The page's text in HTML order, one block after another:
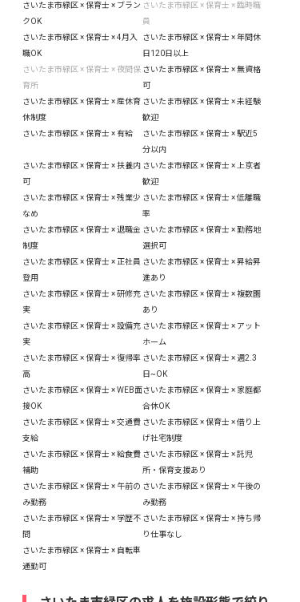
さいたま市緑区 × 保育士 × ブラン
クOK
さいたま市緑区 × 保育士 × 臨時職
員
さいたま市緑区 × 保育士 × 4月入
職OK
さいたま市緑区 × 保育士 × 年間休
日120日以上
さいたま市緑区 × 保育士 × 夜間保
育所
さいたま市緑区 × 保育士 × 無資格
可
さいたま市緑区 × 保育士 × 産休育
休制度
さいたま市緑区 × 保育士 × 未経験
歓迎
さいたま市緑区 × 保育士 × 有給
さいたま市緑区 × 保育士 × 駅近5
分以内
さいたま市緑区 × 保育士 × 扶養内
可
さいたま市緑区 × 保育士 × 上京者
歓迎
さいたま市緑区 × 保育士 × 残業少
なめ
さいたま市緑区 × 保育士 × 低離職
率
さいたま市緑区 × 保育士 × 退職金
制度
さいたま市緑区 × 保育士 × 勤務地
選択可
さいたま市緑区 × 保育士 × 正社員
登用
さいたま市緑区 × 保育士 × 昇給昇
進あり
さいたま市緑区 × 保育士 × 研修充
実
さいたま市緑区 × 保育士 × 複数園
あり
さいたま市緑区 × 保育士 × 設備充
実
さいたま市緑区 × 保育士 × アット
ホーム
さいたま市緑区 × 保育士 × 復帰率
高
さいたま市緑区 × 保育士 × 週2.3
日~OK
さいたま市緑区 × 保育士 × WEB面
接OK
さいたま市緑区 × 保育士 × 家庭都
合休OK
さいたま市緑区 × 保育士 × 交通費
支給
さいたま市緑区 × 保育士 × 借り上
げ社宅制度
さいたま市緑区 × 保育士 × 給食費
補助
さいたま市緑区 × 保育士 × 託児
所・保育支援あり
さいたま市緑区 × 保育士 × 午前の
み勤務
さいたま市緑区 × 保育士 × 午後の
み勤務
さいたま市緑区 × 保育士 × 学歴不
問
さいたま市緑区 × 保育士 × 持ち帰
り仕事なし
さいたま市緑区 × 保育士 × 自転車
通勤可